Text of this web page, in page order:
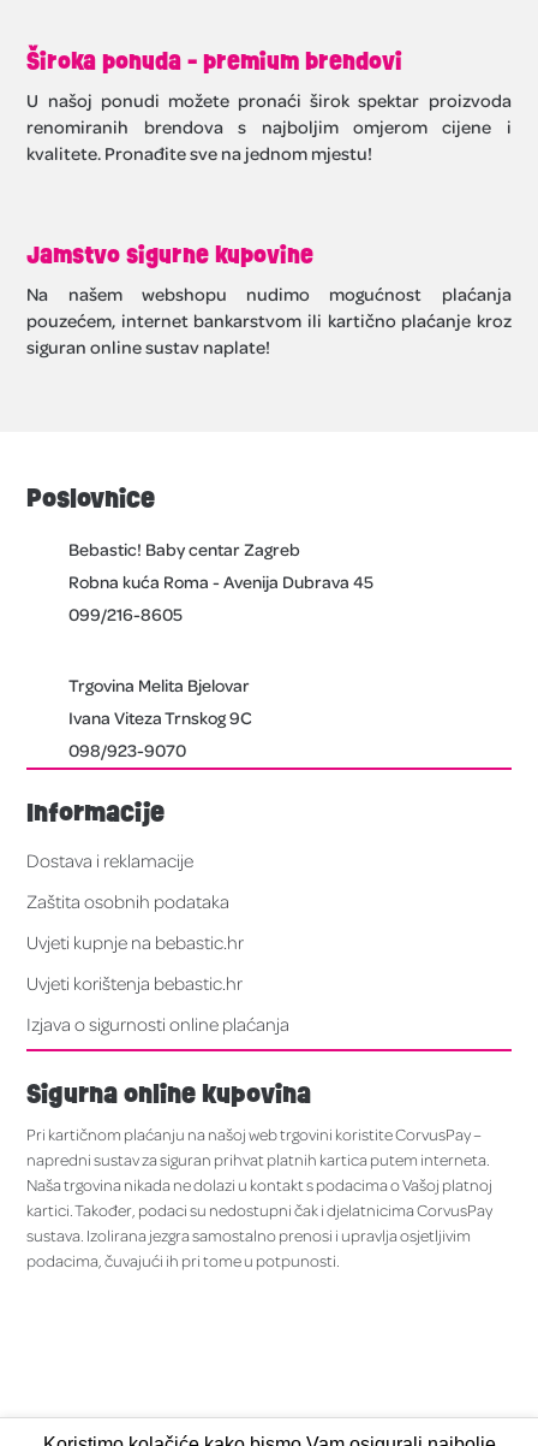
Široka ponuda - premium brendovi
U našoj ponudi možete pronaći širok spektar proizvoda
renomiranih brendova s najboljim omjerom cijene i
kvalitete. Pronađite sve na jednom mjestu!
Jamstvo sigurne kupovine
Na našem webshopu nudimo mogućnost plaćanja
pouzećem, internet bankarstvom ili kartično plaćanje kroz
siguran online sustav naplate!
Poslovnice
Bebastic! Baby centar Zagreb
Robna kuća Roma - Avenija Dubrava 45
099/216-8605
Trgovina Melita Bjelovar
Ivana Viteza Trnskog 9C
098/923-9070
Informacije
Dostava i reklamacije
Zaštita osobnih podataka
Uvjeti kupnje na bebastic.hr
Uvjeti korištenja bebastic.hr
Izjava o sigurnosti online plaćanja
Sigurna online kupovina
Pri kartičnom plaćanju na našoj web trgovini koristite CorvusPay –
napredni sustav za siguran prihvat platnih kartica putem interneta.
Naša trgovina nikada ne dolazi u kontakt s podacima o Vašoj platnoj
kartici. Također, podaci su nedostupni čak i djelatnicima CorvusPay
sustava. Izolirana jezgra samostalno prenosi i upravlja osjetljivim
podacima, čuvajući ih pri tome u potpunosti.